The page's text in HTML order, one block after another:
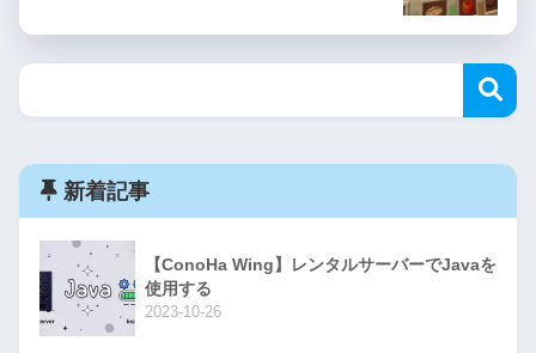
新着記事
【ConoHa Wing】レンタルサーバーでJavaを
使用する
2023-10-26